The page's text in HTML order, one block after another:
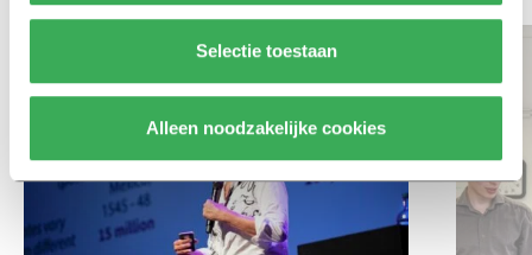
Selectie toestaan
Alleen noodzakelijke cookies